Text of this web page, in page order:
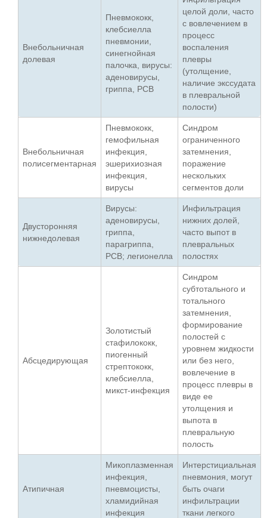
Внебольничная
долевая
Пневмококк,
клебсиелла
пневмонии,
синегнойная
палочка, вирусы:
аденовирусы,
гриппа, РСВ
целой доли, часто
с вовлечением в
процесс
воспаления
плевры
(утолщение,
наличие экссудата
в плевральной
полости)
Внебольничная
полисегментарная
Пневмококк,
гемофильная
инфекция,
эшерихиозная
инфекция,
вирусы
Синдром
ограниченного
затемнения,
поражение
нескольких
сегментов доли
Двусторонняя
нижнедолевая
Вирусы:
аденовирусы,
гриппа,
парагриппа,
РСВ; легионелла
Инфильтрация
нижних долей,
часто выпот в
плевральных
полостях
Абсцедирующая
Золотистый
стафилококк,
пиогенный
стрептококк,
клебсиелла,
микст-инфекция
Синдром
субтотального и
тотального
затемнения,
формирование
полостей с
уровнем жидкости
или без него,
вовлечение в
процесс плевры в
виде ее
утолщения и
выпота в
плевральную
полость
Атипичная
Микоплазменная
инфекция,
пневмоцисты,
хламидийная
инфекция
Интерстициальная
пневмония, могут
быть очаги
инфильтрации
ткани легкого